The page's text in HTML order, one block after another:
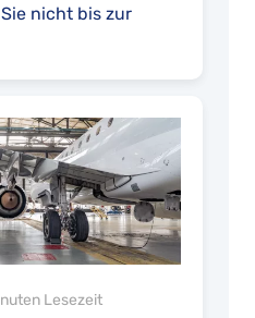
nicht bis zur
Lesezeit